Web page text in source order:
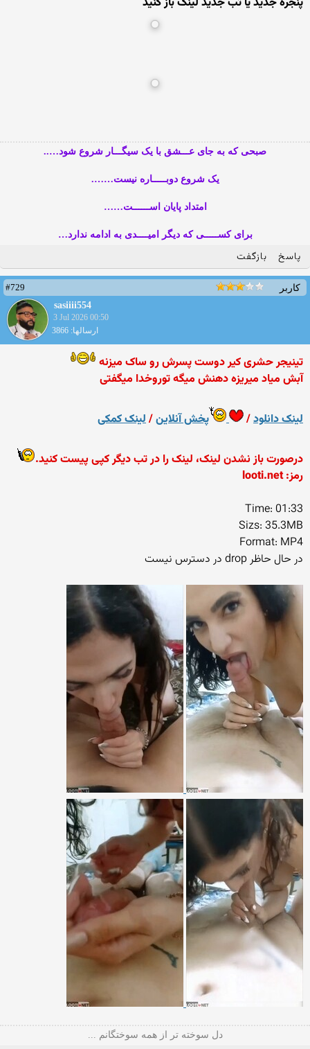
صبحی که به جای عـــشق با یک سیگـــار شروع شود…..
یک شروع دوبـــــاره نیست…….
امتداد پایان اســــــت……
برای کســـــی که دیگر امیــــدی به ادامه ندارد…
پاسخ بازگفت
کاربر
#729
sasiiii554
3 Jul 2026 00:50
ارسالها: 3866
تینیجر حشری کیر دوست پسرش رو ساک میزنه
آبش میاد میریزه دهنش میگه توروخدا میگفتی
لینک دانلود/ پخش آنلاین/لینک کمکی
درصورت باز نشدن لینک، لینک را در تب دیگر کپی پیست کنید.
رمز: looti.net
Time: 01:33
Sizs: 35.3MB
Format: MP4
در حال حاظر drop در دسترس نیست
دل سوخته تر از همه سوختگانم ...